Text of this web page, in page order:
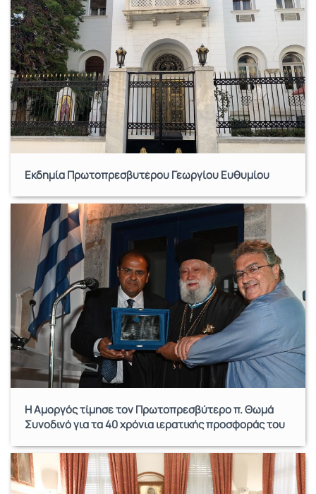
Εκδημία Πρωτοπρεσβυτέρου Γεωργίου Ευθυμίου
Η Αμοργός τίμησε τον Πρωτοπρεσβύτερο π. Θωμά
Συνοδινό για τα 40 χρόνια ιερατικής προσφοράς του